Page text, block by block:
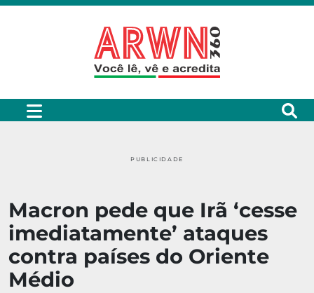
PUBLICIDADE
Macron pede que Irã ‘cesse
imediatamente’ ataques
contra países do Oriente
Médio